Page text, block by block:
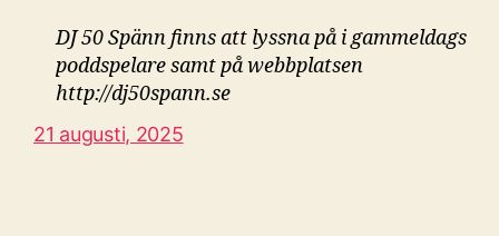
DJ 50 Spänn finns att lyssna på i gammeldags
poddspelare samt på webbplatsen
http://dj50spann.se
21 augusti, 2025